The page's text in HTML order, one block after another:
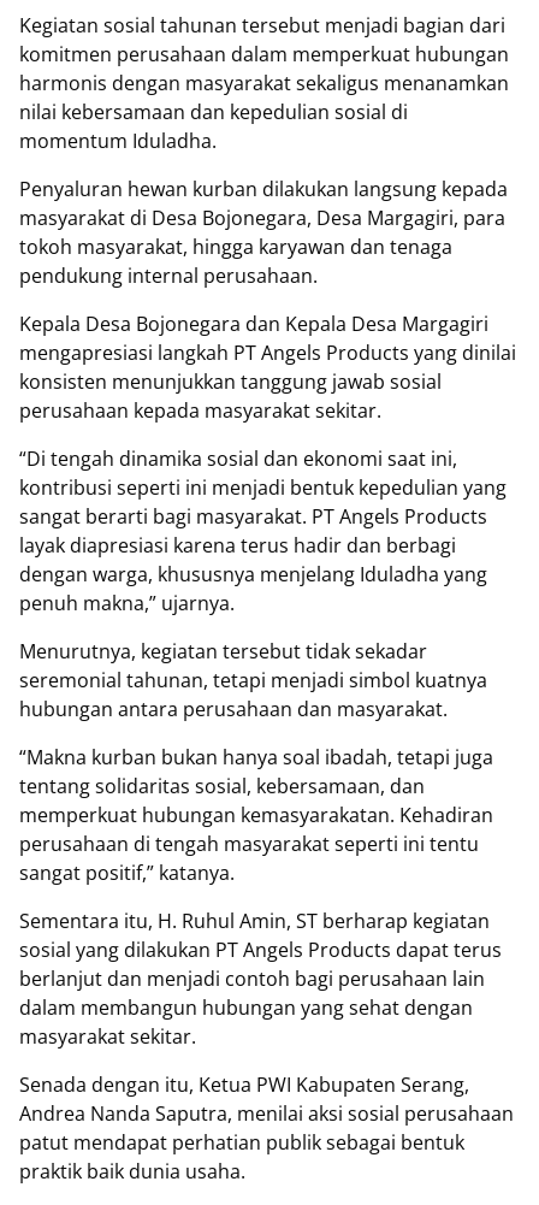
Kegiatan sosial tahunan tersebut menjadi bagian dari
komitmen perusahaan dalam memperkuat hubungan
harmonis dengan masyarakat sekaligus menanamkan
nilai kebersamaan dan kepedulian sosial di
momentum Iduladha.
Penyaluran hewan kurban dilakukan langsung kepada
masyarakat di Desa Bojonegara, Desa Margagiri, para
tokoh masyarakat, hingga karyawan dan tenaga
pendukung internal perusahaan.
Kepala Desa Bojonegara dan Kepala Desa Margagiri
mengapresiasi langkah PT Angels Products yang dinilai
konsisten menunjukkan tanggung jawab sosial
perusahaan kepada masyarakat sekitar.
“Di tengah dinamika sosial dan ekonomi saat ini,
kontribusi seperti ini menjadi bentuk kepedulian yang
sangat berarti bagi masyarakat. PT Angels Products
layak diapresiasi karena terus hadir dan berbagi
dengan warga, khususnya menjelang Iduladha yang
penuh makna,” ujarnya.
Menurutnya, kegiatan tersebut tidak sekadar
seremonial tahunan, tetapi menjadi simbol kuatnya
hubungan antara perusahaan dan masyarakat.
“Makna kurban bukan hanya soal ibadah, tetapi juga
tentang solidaritas sosial, kebersamaan, dan
memperkuat hubungan kemasyarakatan. Kehadiran
perusahaan di tengah masyarakat seperti ini tentu
sangat positif,” katanya.
Sementara itu, H. Ruhul Amin, ST berharap kegiatan
sosial yang dilakukan PT Angels Products dapat terus
berlanjut dan menjadi contoh bagi perusahaan lain
dalam membangun hubungan yang sehat dengan
masyarakat sekitar.
Senada dengan itu, Ketua PWI Kabupaten Serang,
Andrea Nanda Saputra, menilai aksi sosial perusahaan
patut mendapat perhatian publik sebagai bentuk
praktik baik dunia usaha.